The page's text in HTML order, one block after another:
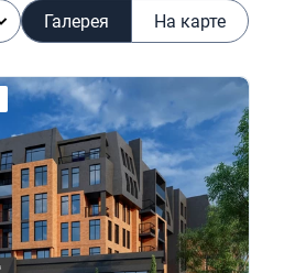
Галерея На карте